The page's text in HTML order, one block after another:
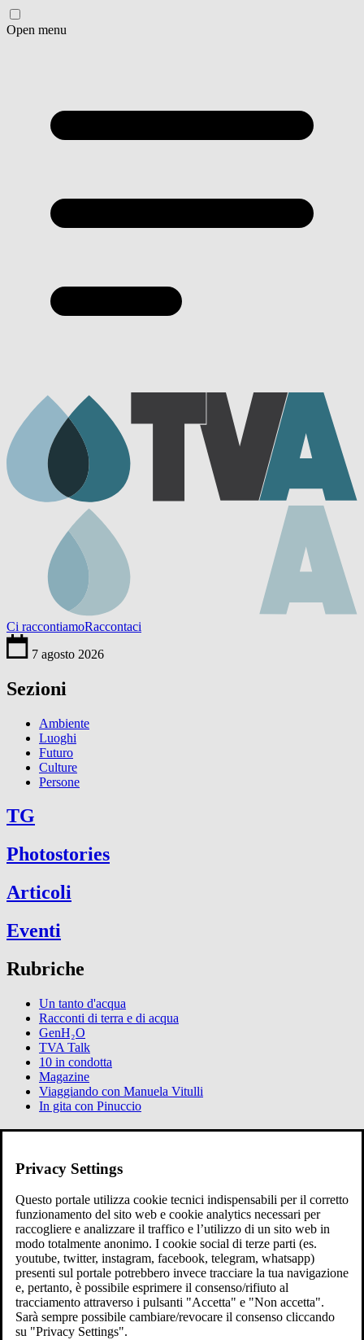
Open menu
Ci raccontiamoRaccontaci
7 agosto 2026
Sezioni
Ambiente
Luoghi
Futuro
Culture
Persone
TG
Photostories
Articoli
Eventi
Rubriche
Un tanto d'acqua
Racconti di terra e di acqua
GenH₂O
TVA Talk
10 in condotta
Magazine
Viaggiando con Manuela Vitulli
In gita con Pinuccio
Ci raccontiamo
Privacy Settings
Questo portale utilizza cookie tecnici indispensabili per il corretto
funzionamento del sito web e cookie analytics necessari per
raccogliere e analizzare il traffico e l’utilizzo di un sito web in
modo totalmente anonimo. I cookie social di terze parti (es.
youtube, twitter, instagram, facebook, telegram, whatsapp)
presenti sul portale potrebbero invece tracciare la tua navigazione
e, pertanto, è possibile esprimere il consenso/rifiuto al
tracciamento attraverso i pulsanti "Accetta" e "Non accetta".
Sarà sempre possibile cambiare/revocare il consenso cliccando
su "Privacy Settings".